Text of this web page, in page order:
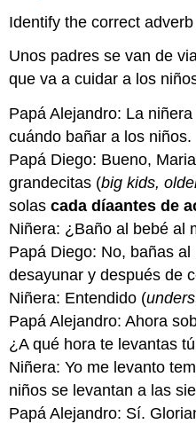
frecuencia
Contribute!
Identify the correct
Unos padres se van de
que va a cuidar a los
Papá Alejandro: La
cuándo bañar a los niños.
Papá Diego: Bueno,
grandecitas (big kids,
solascadadíaantes de
Niñera: ¿Baño al bebé al
Papá Diego: No, bañas
desayunar y después de
Niñera: Entendido (
Papá Alejandro: Ahora
¿A qué hora te levantas tú
Niñera: Yo me levanto
niños se levantan a las
Papá Alejandro: Sí.